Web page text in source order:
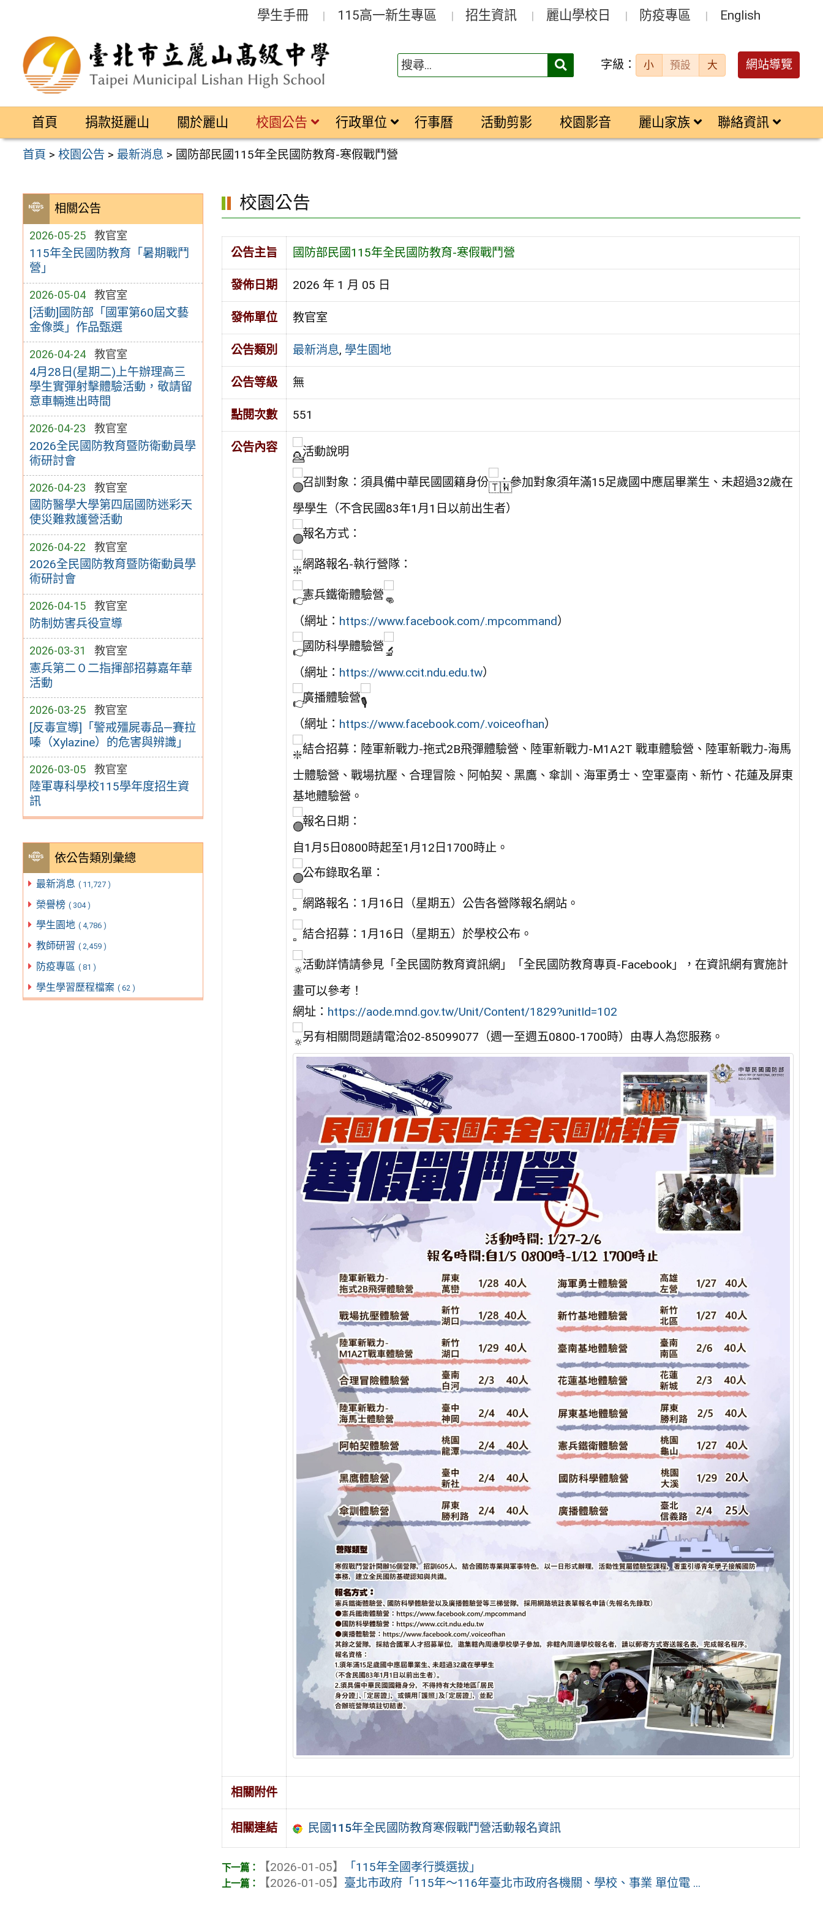
區
學生手冊 115高一新生專區 招生資訊 麗山學校日 防疫專區 English
搜
字級： 小 預設 大 網站導覽
首頁 捐款挺麗山 關於麗山 校園公告 行政單位 行事曆 活動剪影 校園影音 麗山家族 聯絡資訊
首頁 >校園公告 > 最新消息 > 國防部民國115年全民國防教育-寒假戰鬥營
相關公告
2026-05-25 教官室
115年全民國防教育「暑期戰鬥
營」
2026-05-04 教官室
[活動]國防部「國軍第60屆文藝
金像獎」作品甄選
2026-04-24 教官室
4月28日(星期二)上午辦理高三
學生實彈射擊體驗活動，敬請留
意車輛進出時間
2026-04-23 教官室
2026全民國防教育暨防衛動員學
術研討會
2026-04-23 教官室
國防醫學大學第四屆國防迷彩天
使災難救護營活動
2026-04-22 教官室
2026全民國防教育暨防衛動員學
術研討會
2026-04-15 教官室
防制妨害兵役宣導
2026-03-31 教官室
憲兵第二０二指揮部招募嘉年華
活動
2026-03-25 教官室
[反毒宣導]「警戒殭屍毒品—賽拉
嗪（Xylazine）的危害與辨識」
2026-03-05 教官室
陸軍專科學校115學年度招生資
訊
依公告類別彙總
最新消息 ( 11,727 )
榮譽榜 ( 304 )
學生園地 ( 4,786 )
教師研習 ( 2,459 )
防疫專區 ( 81 )
學生學習歷程檔案 ( 62 )
校園公告
公告主旨 國防部民國115年全民國防教育-寒假戰鬥營
發佈日期 2026 年 1 月 05 日
發佈單位 教官室
公告類別 最新消息, 學生園地
公告等級 無
點閱次數 551
公告內容 活動說明
召訓對象：須具備中華民國國籍身份
；參加對象須年滿15足歲國中應屆畢業生、未超過32歲在
學學生（不含民國83年1月1日以前出生者）
報名方式：
網路報名-執行營隊：
憲兵鐵衛體驗營
（網址： https://www.facebook.com/.mpcommand）
國防科學體驗營
（網址： https://www.ccit.ndu.edu.tw）
廣播體驗營
（網址： https://www.facebook.com/.voiceofhan）
結合招募：陸軍新戰力-拖式2B飛彈體驗營、陸軍新戰力-M1A2T 戰車體驗營、陸軍新戰力-海馬
士體驗營、戰場抗壓、合理冒險、阿帕契、黑鷹、傘訓、海軍勇士、空軍臺南、新竹、花蓮及屏東
基地體驗營。
報名日期：
自1月5日0800時起至1月12日1700時止。
公布錄取名單：
網路報名：1月16日（星期五）公告各營隊報名網站。
結合招募：1月16日（星期五）於學校公布。
活動詳情請參見「全民國防教育資訊網」「全民國防教育專頁-Facebook」，在資訊網有實施計
畫可以參考！
網址： https://aode.mnd.gov.tw/Unit/Content/1829?unitId=102
另有相關問題請電洽02-85099077（週一至週五0800-1700時）由專人為您服務。
相關附件
相關連結 民國115年全民國防教育寒假戰鬥營活動報名資訊
【2026-01-05】
「115年全國孝行獎選拔」
【2026-01-05】 臺北市政府「115年～116年臺北市政府各機關、學校、事業 單位電 ...